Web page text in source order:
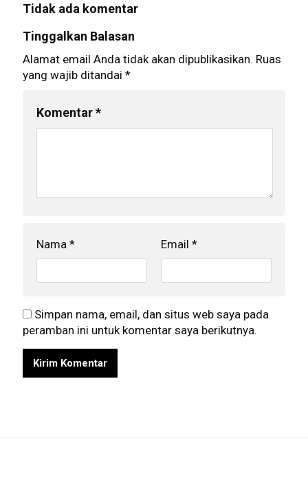
Tidak ada komentar
Tinggalkan Balasan
Alamat email Anda tidak akan dipublikasikan. Ruas
yang wajib ditandai *
Komentar*
Nama * Email *
Simpan nama, email, dan situs web saya pada
peramban ini untuk komentar saya berikutnya.